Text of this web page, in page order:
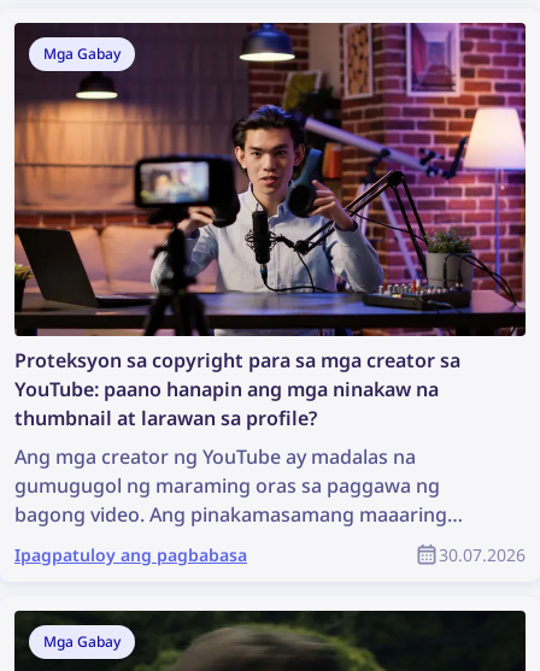
larawan na maaaring makatuklas ng mahalagang
impormasyon at makatulong sa imbestigasyon.
Kaya, paano ka makakahanap ng higit pang
impormasyon mula sa isang litrato?
Mga Gabay
Proteksyon sa copyright para sa mga creator sa
YouTube: paano hanapin ang mga ninakaw na
thumbnail at larawan sa profile?
Ang mga creator ng YouTube ay madalas na
gumugugol ng maraming oras sa paggawa ng
bagong video. Ang pinakamasamang maaaring
mangyari ay kapag may nagnakaw ng kanilang
nilalaman, ginamit ito nang walang pahintulot, at
may-akda. Paano mo mahahanap ang ninakaw na
nilalaman at mapoprotektahan ang iyong copyright
Ipagpatuloy ang pagbabasa 30.07.2026
Mga Gabay